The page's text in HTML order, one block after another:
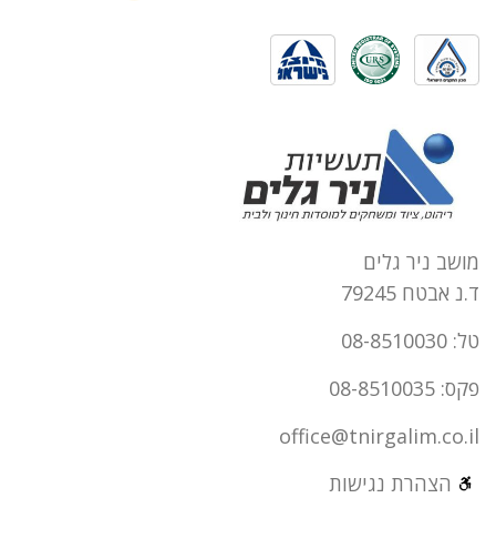
מושב ניר גלים
ד.נ אבטח 79245
טל: 08-8510030
פקס: 08-8510035
office@tnirgalim.co.il
הצהרת נגישות